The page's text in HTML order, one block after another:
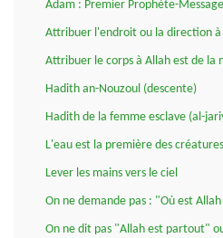
Adam : Premier Prophète-
Attribuer l'endroit ou la direction à
Attribuer le corps à Allah est de la
Hadith an-Nouzoul (descente)
Hadith de la femme esclave (al-
L'eau est la première des créatures
Lever les mains vers le ciel
On ne demande pas : "Où est Allah
On ne dit pas "Allah est partout"